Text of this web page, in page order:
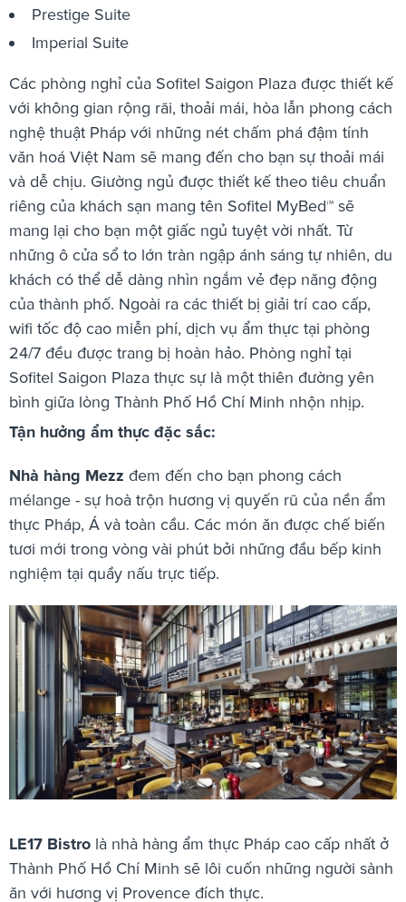
Prestige Suite
Imperial Suite
Các phòng nghỉ của Sofitel Saigon Plaza được thiết kế
với không gian rộng rãi, thoải mái, hòa lẫn phong cách
nghệ thuật Pháp với những nét chấm phá đậm tính
văn hoá Việt Nam sẽ mang đến cho bạn sự thoải mái
và dễ chịu. Giường ngủ được thiết kế theo tiêu chuẩn
riêng của khách sạn mang tên Sofitel MyBed™ sẽ
mang lại cho bạn một giấc ngủ tuyệt vời nhất. Từ
những ô cửa sổ to lớn tràn ngập ánh sáng tự nhiên, du
khách có thể dễ dàng nhìn ngắm vẻ đẹp năng động
của thành phố. Ngoài ra các thiết bị giải trí cao cấp,
wifi tốc độ cao miễn phí, dịch vụ ẩm thực tại phòng
24/7 đều được trang bị hoàn hảo. Phòng nghỉ tại
Sofitel Saigon Plaza thực sự là một thiên đường yên
bình giữa lòng Thành Phố Hồ Chí Minh nhộn nhịp.
Tận hưởng ẩm thực đặc sắc:
Nhà hàng Mezz đem đến cho bạn phong cách
mélange - sự hoà trộn hương vị quyến rũ của nền ẩm
thực Pháp, Á và toàn cầu. Các món ăn được chế biến
tươi mới trong vòng vài phút bởi những đầu bếp kinh
nghiệm tại quầy nấu trực tiếp.
LE17 Bistro là nhà hàng ẩm thực Pháp cao cấp nhất ở
Thành Phố Hồ Chí Minh sẽ lôi cuốn những người sành
ăn với hương vị Provence đích thực.